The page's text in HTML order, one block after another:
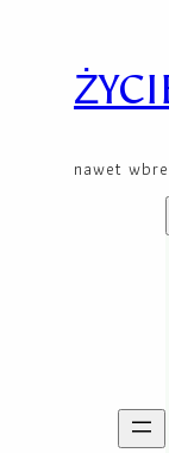
content
nawet